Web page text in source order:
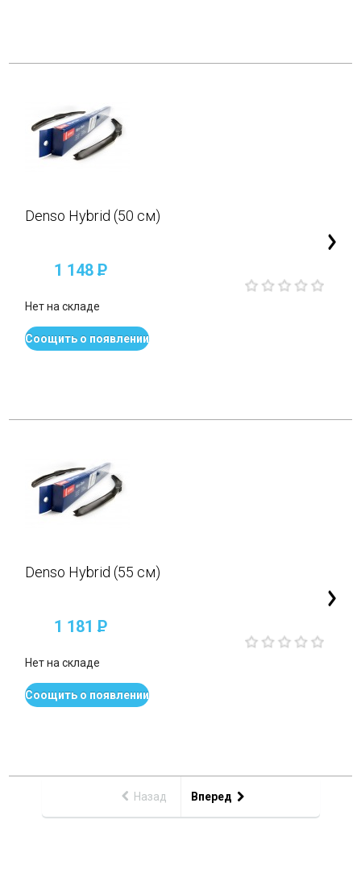
Denso Hybrid (50 см)
1 148P
Нет на складе
Соощить о появлении
Denso Hybrid (55 см)
1 181P
Нет на складе
Соощить о появлении
Назад Вперед